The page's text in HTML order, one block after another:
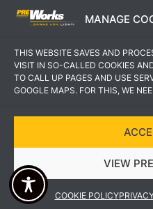
MANAGE
THIS WEBSITE SAVES AND
VISIT IN SO-CALLED COOKIES
TO CALL UP PAGES AND USE
GOOGLE MAPS. FOR THIS, WE
VIEW
COOKIE POLICY
DESIGN UND